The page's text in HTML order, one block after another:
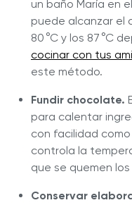
un baño María en
puede alcanzar el
80 °C y los 87 °C
cocinar con tus
este método.
Fundir chocolate.
para calentar
con facilidad
controla la
que se quemen
Conservar